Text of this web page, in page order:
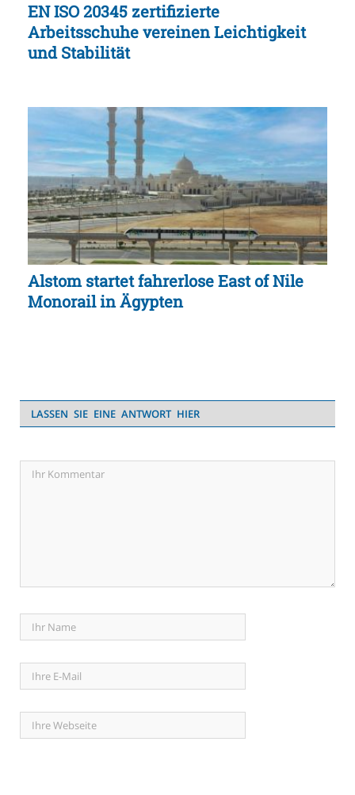
EN ISO 20345 zertifizierte
Arbeitsschuhe vereinen Leichtigkeit
und Stabilität
Alstom startet fahrerlose East of Nile
Monorail in Ägypten
LASSEN SIE EINE ANTWORT HIER